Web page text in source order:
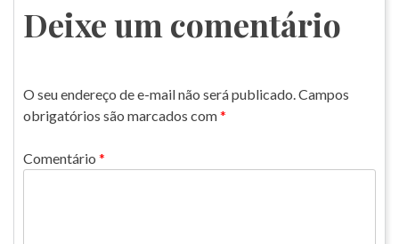
Post
Deixe um comentário
O seu endereço de e-mail não será publicado.Campos
obrigatórios são marcados com*
Comentário *